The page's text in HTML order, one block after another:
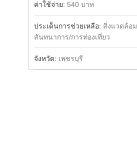
ค่าใช้จ่าย: 540 บาท
ประเด็นการช่วยเหลือ: สิ่งแวดล้อม,
สันทนาการ/การท่องเที่ยว
จังหวัด: เพชรบุรี